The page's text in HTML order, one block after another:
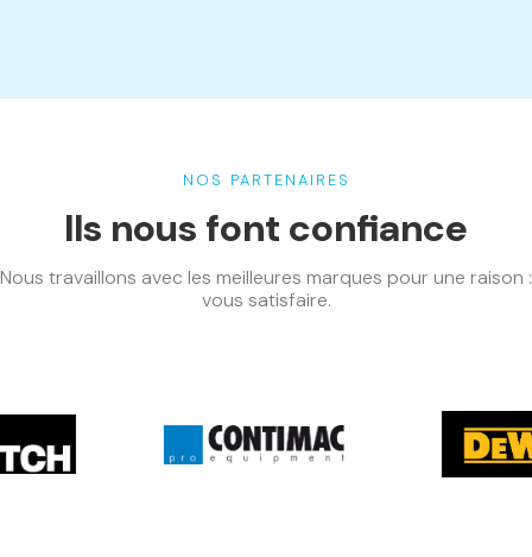
NOS PARTENAIRES
Ils nous font confiance
Nous travaillons avec les meilleures marques pour une raison :
vous satisfaire.